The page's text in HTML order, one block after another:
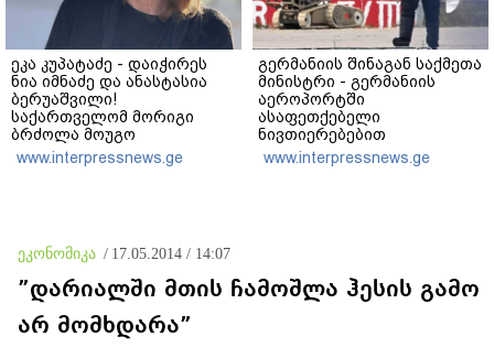
ეკა კუპატაძე - დაიჭირეს
ნია იმნაძე და ანასტასია
ბერუაშვილი!
საქართველომ მორიგი
ბრძოლა მოუგო
მკვლელებს! იმნაძე-
ნავროზაშვილები არიან
წყნარად მდგარი პოლიცია
www.interpressnews.ge
გერმანიის შინაგან საქმეთა
მინისტრი - გერმანიის
აეროპორტში
ასაფეთქებელი
ნივთიერებებით
დატვირთული დრონის
აღმოჩენა საფრთხის ახალ
www.interpressnews.ge
ეკონომიკა / 17.05.2014 / 14:07
”დარიალში მთის ჩამოშლა ჰესის გამო
არ მომხდარა”